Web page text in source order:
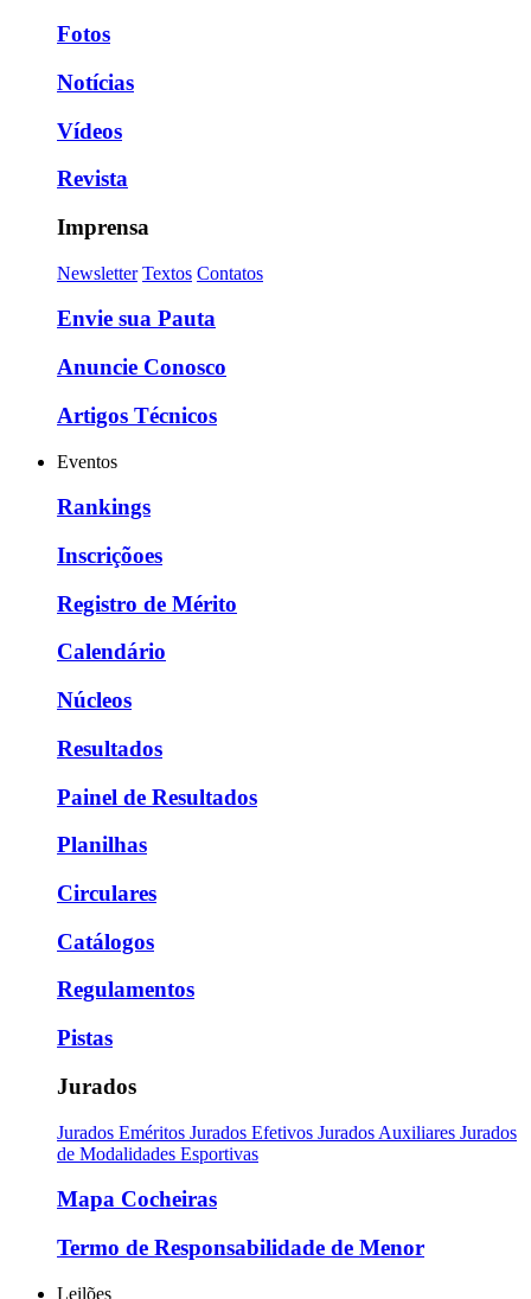
Fotos
Notícias
Vídeos
Revista
Imprensa
Newsletter Textos Contatos
Envie sua Pauta
Anuncie Conosco
Artigos Técnicos
Eventos
Rankings
Inscriçõoes
Registro de Mérito
Calendário
Núcleos
Resultados
Painel de Resultados
Planilhas
Circulares
Catálogos
Regulamentos
Pistas
Jurados
Jurados Eméritos Jurados Efetivos Jurados Auxiliares Jurados
de Modalidades Esportivas
Mapa Cocheiras
Termo de Responsabilidade de Menor
Leilões